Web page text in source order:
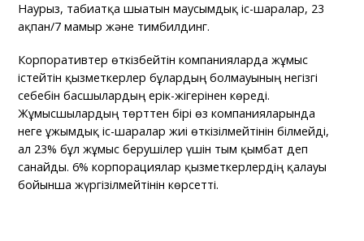
Наурыз, табиғатқа шығатын маусымдық іс-шаралар, 23
ақпан/7 мамыр және тимбилдинг.
Корпоративтер өткізбейтін компанияларда жұмыс
істейтін қызметкерлер бұлардың болмауының негізгі
себебін басшылардың ерік-жігерінен көреді.
Жұмысшылардың төрттен бірі өз компанияларында
неге ұжымдық іс-шаралар жиі өткізілмейтінін білмейді,
ал 23% бұл жұмыс берушілер үшін тым қымбат деп
санайды. 6% корпорациялар қызметкерлердің қалауы
бойынша жүргізілмейтінін көрсетті.